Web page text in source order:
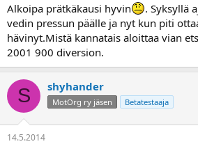
a
l
o
i
t
t
a
j
a
ä
Alkoipa prätkäkausi hyvin
. Syksyllä
vedin pressun päälle ja nyt kun piti
hävinyt.Mistä kannatais aloittaa vian
2001 900 diversion.
S shyhander
MotOrg ry jäsen Betatestaaja
14.5.2014